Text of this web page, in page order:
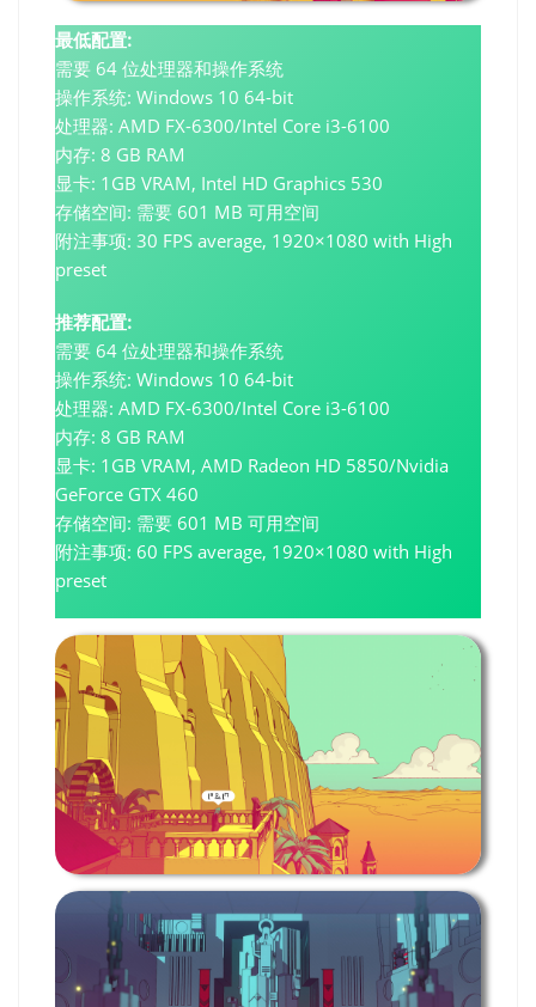
最低配置:
需要 64 位处理器和操作系统
操作系统: Windows 10 64-bit
处理器: AMD FX-6300/Intel Core i3-6100
内存: 8 GB RAM
显卡: 1GB VRAM, Intel HD Graphics 530
存储空间: 需要 601 MB 可用空间
附注事项: 30 FPS average, 1920×1080 with High
preset
推荐配置:
需要 64 位处理器和操作系统
操作系统: Windows 10 64-bit
处理器: AMD FX-6300/Intel Core i3-6100
内存: 8 GB RAM
显卡: 1GB VRAM, AMD Radeon HD 5850/Nvidia
GeForce GTX 460
存储空间: 需要 601 MB 可用空间
附注事项: 60 FPS average, 1920×1080 with High
preset